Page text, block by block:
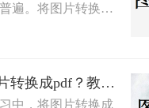
遍。将图片转换成
地整合多张图片，
式的一致性和兼容
的图片转PDF方
电脑怎么把图片转换成pdf？教你4种简单的方法！
中，将图片转换成